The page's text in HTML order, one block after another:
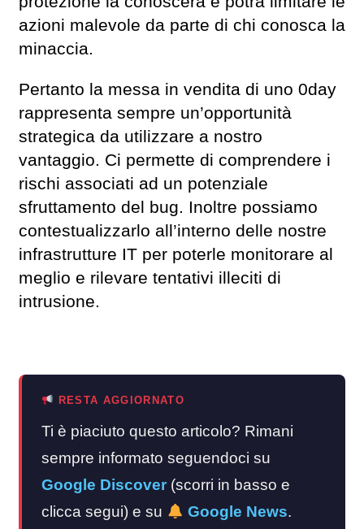
azioni malevole da parte di chi conosca la
minaccia.
Pertanto la messa in vendita di uno 0day
rappresenta sempre un’opportunità
strategica da utilizzare a nostro
vantaggio. Ci permette di comprendere i
rischi associati ad un potenziale
sfruttamento del bug. Inoltre possiamo
contestualizzarlo all’interno delle nostre
infrastrutture IT per poterle monitorare al
meglio e rilevare tentativi illeciti di
intrusione.
RESTA AGGIORNATO
Ti è piaciuto questo articolo? Rimani
sempre informato seguendoci su
Google Discover (scorri in basso e
clicca segui) e su
Google News.